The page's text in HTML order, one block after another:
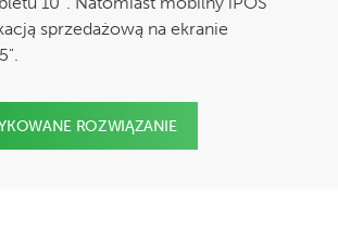
sprzedażową na ekranie
ROZWIĄZANIE